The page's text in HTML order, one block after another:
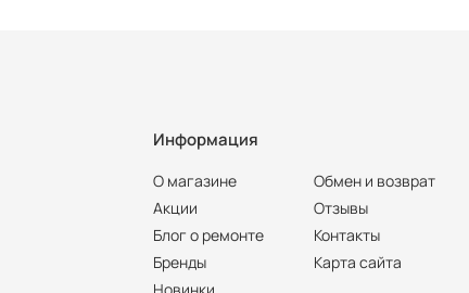
Информация
О магазине
Акции
Блог о ремонте
Бренды
Обмен и возврат
Отзывы
Контакты
Карта сайта